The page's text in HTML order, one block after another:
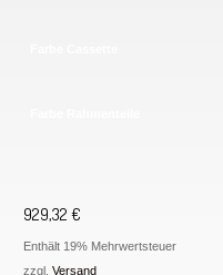
929,32 €
Enthält 19% Mehrwertsteuer
zzgl. Versand